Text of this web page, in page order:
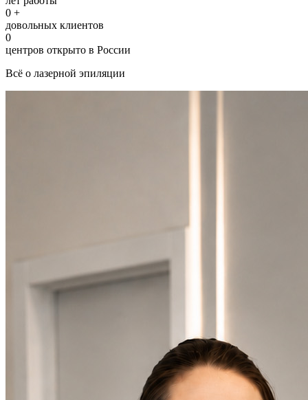
0 +
довольных клиентов
0
центров открыто в России
Всё о лазерной эпиляции